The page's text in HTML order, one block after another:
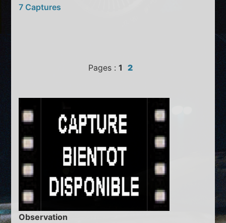
7 Captures
Pages : 1 2
Observation